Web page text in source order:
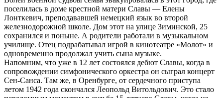
поселилась в доме крестной матери Славы — Елены
Лонткевич, преподававшей немецкий язык во второй
железнодорожной школе. Дом этот на улице Зиминской, 25
сохранился и поныне. А родители работали в музыкальном
училище. Отец подрабатывал игрой в кинотеатре «Молот» и
одновременно продолжал учить сына музыке.
Напомним, что уже в 12 лет состоялся дебют Славы, когда в
сопровождении симфонического оркестра он сыграл концерт
Сен-Санса. Там же, в Оренбурге, от сердечного приступа
летом 1942 года скончался Леопольд Витольдович. Это стало